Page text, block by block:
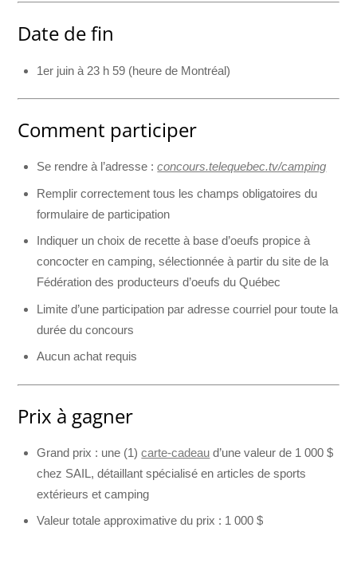
Date de fin
1er juin à 23 h 59 (heure de Montréal)
Comment participer
Se rendre à l’adresse :concours.telequebec.tv/camping
Remplir correctement tous les champs obligatoires du
formulaire de participation
Indiquer un choix de recette à base d’oeufs propice à
concocter en camping, sélectionnée à partir du site de la
Fédération des producteurs d’oeufs du Québec
Limite d’une participation par adresse courriel pour toute la
durée du concours
Aucun achat requis
Prix à gagner
Grand prix : une (1)carte‐cadeau d’une valeur de 1 000 $
chez SAIL, détaillant spécialisé en articles de sports
extérieurs et camping
Valeur totale approximative du prix : 1 000 $